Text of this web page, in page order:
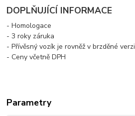
DOPLŇUJÍCÍ INFORMACE
- Homologace
- 3 roky záruka
-Přívěsný vozík je rovněž v brzděné verzi
- Ceny včetně DPH
Parametry